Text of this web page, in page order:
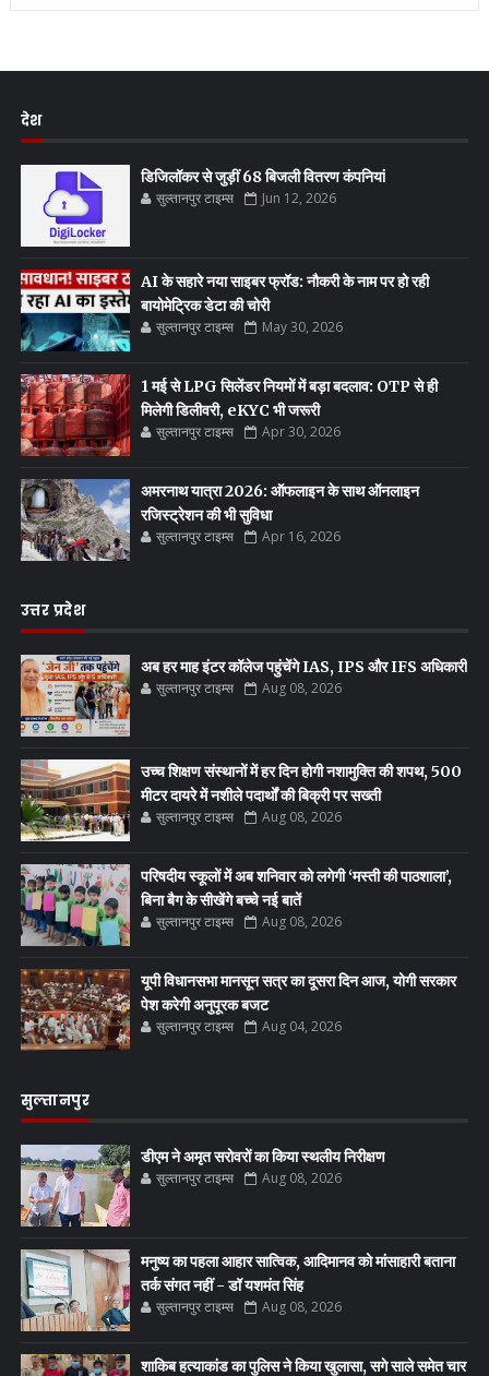
देश
डिजिलॉकर से जुड़ीं 68 बिजली वितरण कंपनियां
सुल्तानपुर टाइम्स Jun 12, 2026
AI के सहारे नया साइबर फ्रॉड: नौकरी के नाम पर हो रही
बायोमेट्रिक डेटा की चोरी
सुल्तानपुर टाइम्स May 30, 2026
1 मई से LPG सिलेंडर नियमों में बड़ा बदलाव: OTP से ही
मिलेगी डिलीवरी, eKYC भी जरूरी
सुल्तानपुर टाइम्स Apr 30, 2026
अमरनाथ यात्रा 2026: ऑफलाइन के साथ ऑनलाइन
रजिस्ट्रेशन की भी सुविधा
सुल्तानपुर टाइम्स Apr 16, 2026
उत्तर प्रदेश
अब हर माह इंटर कॉलेज पहुंचेंगे IAS, IPS और IFS अधिकारी
सुल्तानपुर टाइम्स Aug 08, 2026
उच्च शिक्षण संस्थानों में हर दिन होगी नशामुक्ति की शपथ, 500
मीटर दायरे में नशीले पदार्थों की बिक्री पर सख्ती
सुल्तानपुर टाइम्स Aug 08, 2026
परिषदीय स्कूलों में अब शनिवार को लगेगी ‘मस्ती की पाठशाला’,
बिना बैग के सीखेंगे बच्चे नई बातें
सुल्तानपुर टाइम्स Aug 08, 2026
यूपी विधानसभा मानसून सत्र का दूसरा दिन आज, योगी सरकार
पेश करेगी अनुपूरक बजट
सुल्तानपुर टाइम्स Aug 04, 2026
सुल्तानपुर
डीएम ने अमृत सरोवरों का किया स्थलीय निरीक्षण
सुल्तानपुर टाइम्स Aug 08, 2026
मनुष्य का पहला आहार सात्विक, आदिमानव को मांसाहारी बताना
तर्क संगत नहीं - डॉ यशमंत सिंह
सुल्तानपुर टाइम्स Aug 08, 2026
शाकिब हत्याकांड का पुलिस ने किया खुलासा, सगे साले समेत चार